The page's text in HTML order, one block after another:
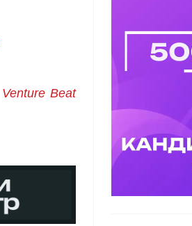
Venture Beat